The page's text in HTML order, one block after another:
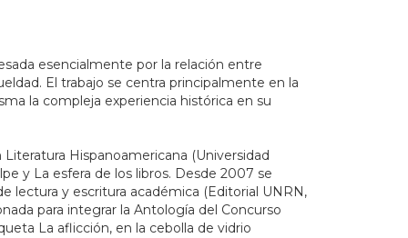
esencialmente por la relación entre
El trabajo se centra principalmente en la
la compleja experiencia histórica en su
Hispanoamericana (Universidad
y La esfera de los libros. Desde 2007 se
lectura y escritura académica (Editorial UNRN,
para integrar la Antología del Concurso
La aflicción, en la cebolla de vidrio